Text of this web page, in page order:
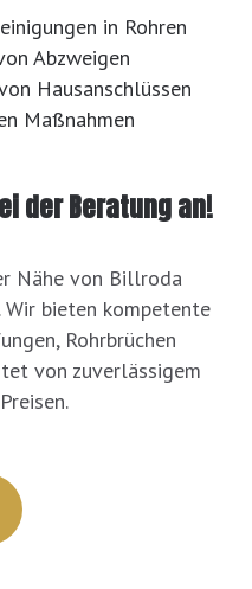
in Rohren
Abzweigen
Hausanschlüssen
Maßnahmen
der Beratung an!
Nähe von Billroda
bieten kompetente
Rohrbrüchen
von zuverlässigem